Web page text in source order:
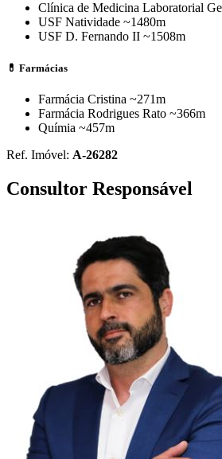
Clínica de Medicina Laboratorial
USF Natividade ~1480m
USF D. Fernando II ~1508m
💊 Farmácias
Farmácia Cristina ~271m
Farmácia Rodrigues Rato ~366m
Químia ~457m
Ref. Imóvel: A-26282
Consultor Responsável